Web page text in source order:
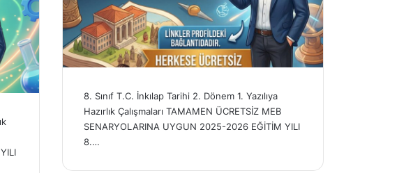
8. Sınıf T.C. İnkılap Tarihi 2. Dönem 1. Yazılıya
Hazırlık Çalışmaları TAMAMEN ÜCRETSİZ MEB
SENARYOLARINA UYGUN 2025-2026 EĞİTİM YILI
8.…